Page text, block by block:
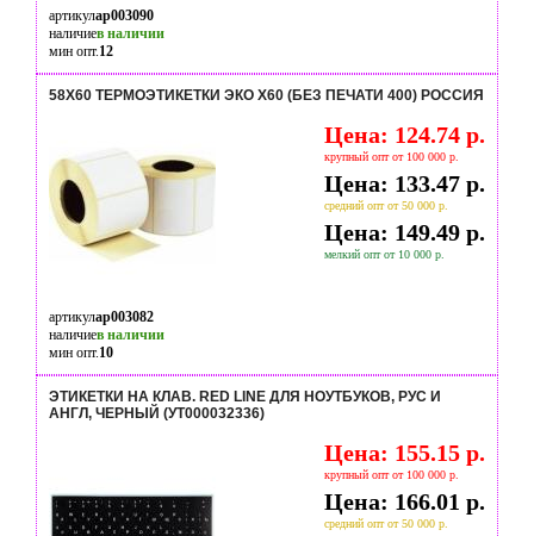
артикулap003090
наличиев наличии
мин опт.12
58Х60 ТЕРМОЭТИКЕТКИ ЭКО Х60 (БЕЗ ПЕЧАТИ 400) РОССИЯ
Цена: 124.74 р.
крупный опт от 100 000 р.
Цена: 133.47 р.
средний опт от 50 000 р.
Цена: 149.49 р.
мелкий опт от 10 000 р.
артикулap003082
наличиев наличии
мин опт.10
ЭТИКЕТКИ НА КЛАВ. RED LINE ДЛЯ НОУТБУКОВ, РУС И
АНГЛ, ЧЕРНЫЙ (УТ000032336)
Цена: 155.15 р.
крупный опт от 100 000 р.
Цена: 166.01 р.
средний опт от 50 000 р.